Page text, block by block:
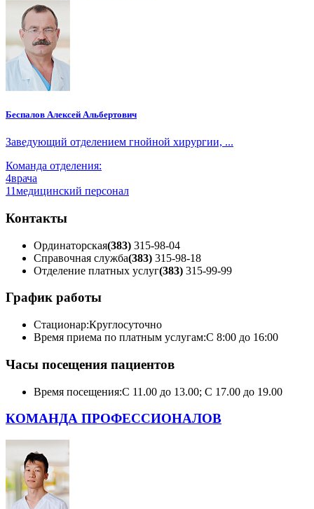
Беспалов Алексей Альбертович
Заведующий отделением гнойной хирургии, ...
Команда отделения:
4врача
11медицинский персонал
Контакты
Ординаторская(383) 315-98-04
Справочная служба(383) 315-98-18
Отделение платных услуг(383) 315-99-99
График работы
Стационар:Круглосуточно
Время приема по платным услугам:С 8:00 до 16:00
Часы посещения пациентов
Время посещения:С 11.00 до 13.00; С 17.00 до 19.00
КОМАНДА ПРОФЕССИОНАЛОВ